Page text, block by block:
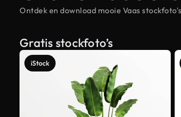
Ontdek en download mooie Vaas
Gratis stockfoto’s
iStock